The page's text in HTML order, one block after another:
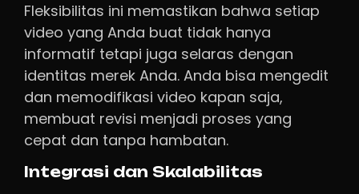
Fleksibilitas ini memastikan bahwa setiap
video yang Anda buat tidak hanya
informatif tetapi juga selaras dengan
identitas merek Anda. Anda bisa mengedit
dan memodifikasi video kapan saja,
membuat revisi menjadi proses yang
cepat dan tanpa hambatan.
Integrasi dan Skalabilitas